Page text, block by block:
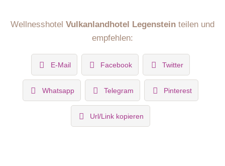
Wellnesshotel Vulkanlandhotel Legenstein teilen und
empfehlen:
E-Mail Facebook Twitter
Whatsapp Telegram Pinterest
Url/Link kopieren